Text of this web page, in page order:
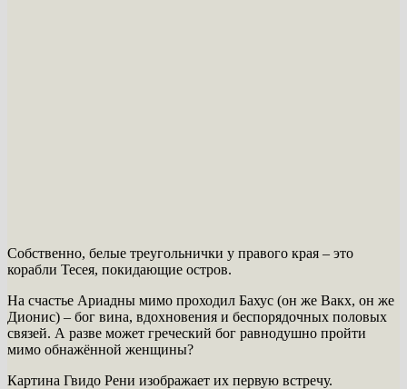
Собственно, белые треугольнички у правого края – это
корабли Тесея, покидающие остров.
На счастье Ариадны мимо проходил Бахус (он же Вакх, он же
Дионис) – бог вина, вдохновения и беспорядочных половых
связей. А разве может греческий бог равнодушно пройти
мимо обнажённой женщины?
Картина Гвидо Рени изображает их первую встречу.